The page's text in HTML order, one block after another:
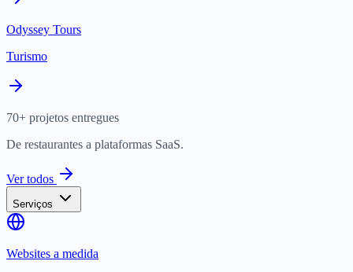
Odyssey Tours
Turismo
70+ projetos entregues
De restaurantes a plataformas SaaS.
Ver todos
Serviços
Websites a medida